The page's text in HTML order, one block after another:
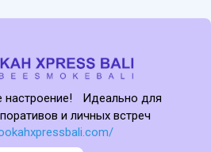
Идеально для
и личных встреч